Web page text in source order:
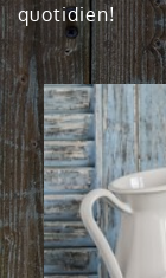
quotidien!